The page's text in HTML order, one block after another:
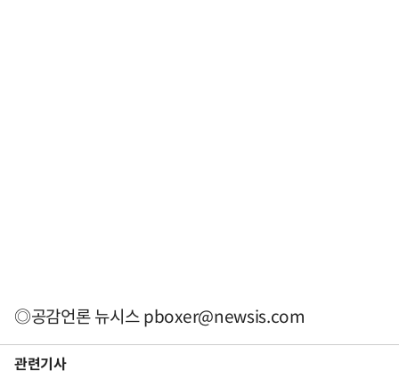
◎공감언론 뉴시스pboxer@newsis.com
관련기사